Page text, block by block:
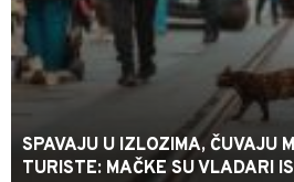
SPAVAJU U IZLOZIMA, ČUVAJU
TURISTE: MAČKE SU VLADARI